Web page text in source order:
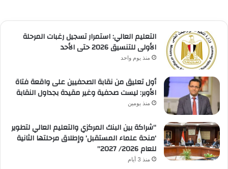
التعليم العالي: استمرار تسجيل رغبات المرحلة
الأولى للتنسيق 2026 حتى الأحد
منذ يوم واحد
أول تعليق من نقابة الصحفيين على واقعة فتاة
الأوبر: ليست صحفية وغير مقيدة بجداول النقابة
منذ يومين
“شراكة بين البنك المركزي والتعليم العالي لتطوير
‘منحة علماء المستقبل’ وإطلاق مرحلتها الثانية
للعام 2026/ 2027”
منذ 3 أيام